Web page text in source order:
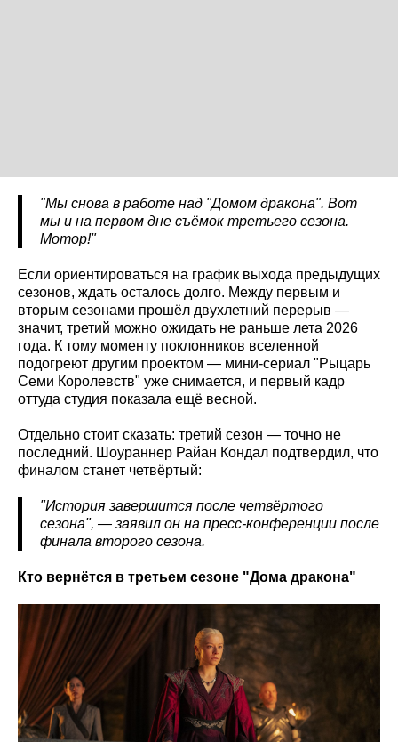
"Мы снова в работе над "Домом дракона". Вот
мы и на первом дне съёмок третьего сезона.
Мотор!"
Если ориентироваться на график выхода предыдущих
сезонов, ждать осталось долго. Между первым и
вторым сезонами прошёл двухлетний перерыв —
значит, третий можно ожидать не раньше лета 2026
года. К тому моменту поклонников вселенной
подогреют другим проектом — мини-сериал "Рыцарь
Семи Королевств" уже снимается, и первый кадр
оттуда студия показала ещё весной.
Отдельно стоит сказать: третий сезон — точно не
последний. Шоураннер Райан Кондал подтвердил, что
финалом станет четвёртый:
"История завершится после четвёртого
сезона", — заявил он на пресс-конференции после
финала второго сезона.
Кто вернётся в третьем сезоне "Дома дракона"